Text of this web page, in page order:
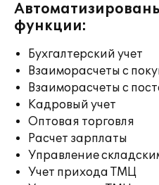
функции:
Бухгалтерский учет
Взаиморасчеты с
Взаиморасчеты с
Кадровый учет
Оптовая торговля
Расчет зарплаты
Управление
Учет прихода ТМЦ